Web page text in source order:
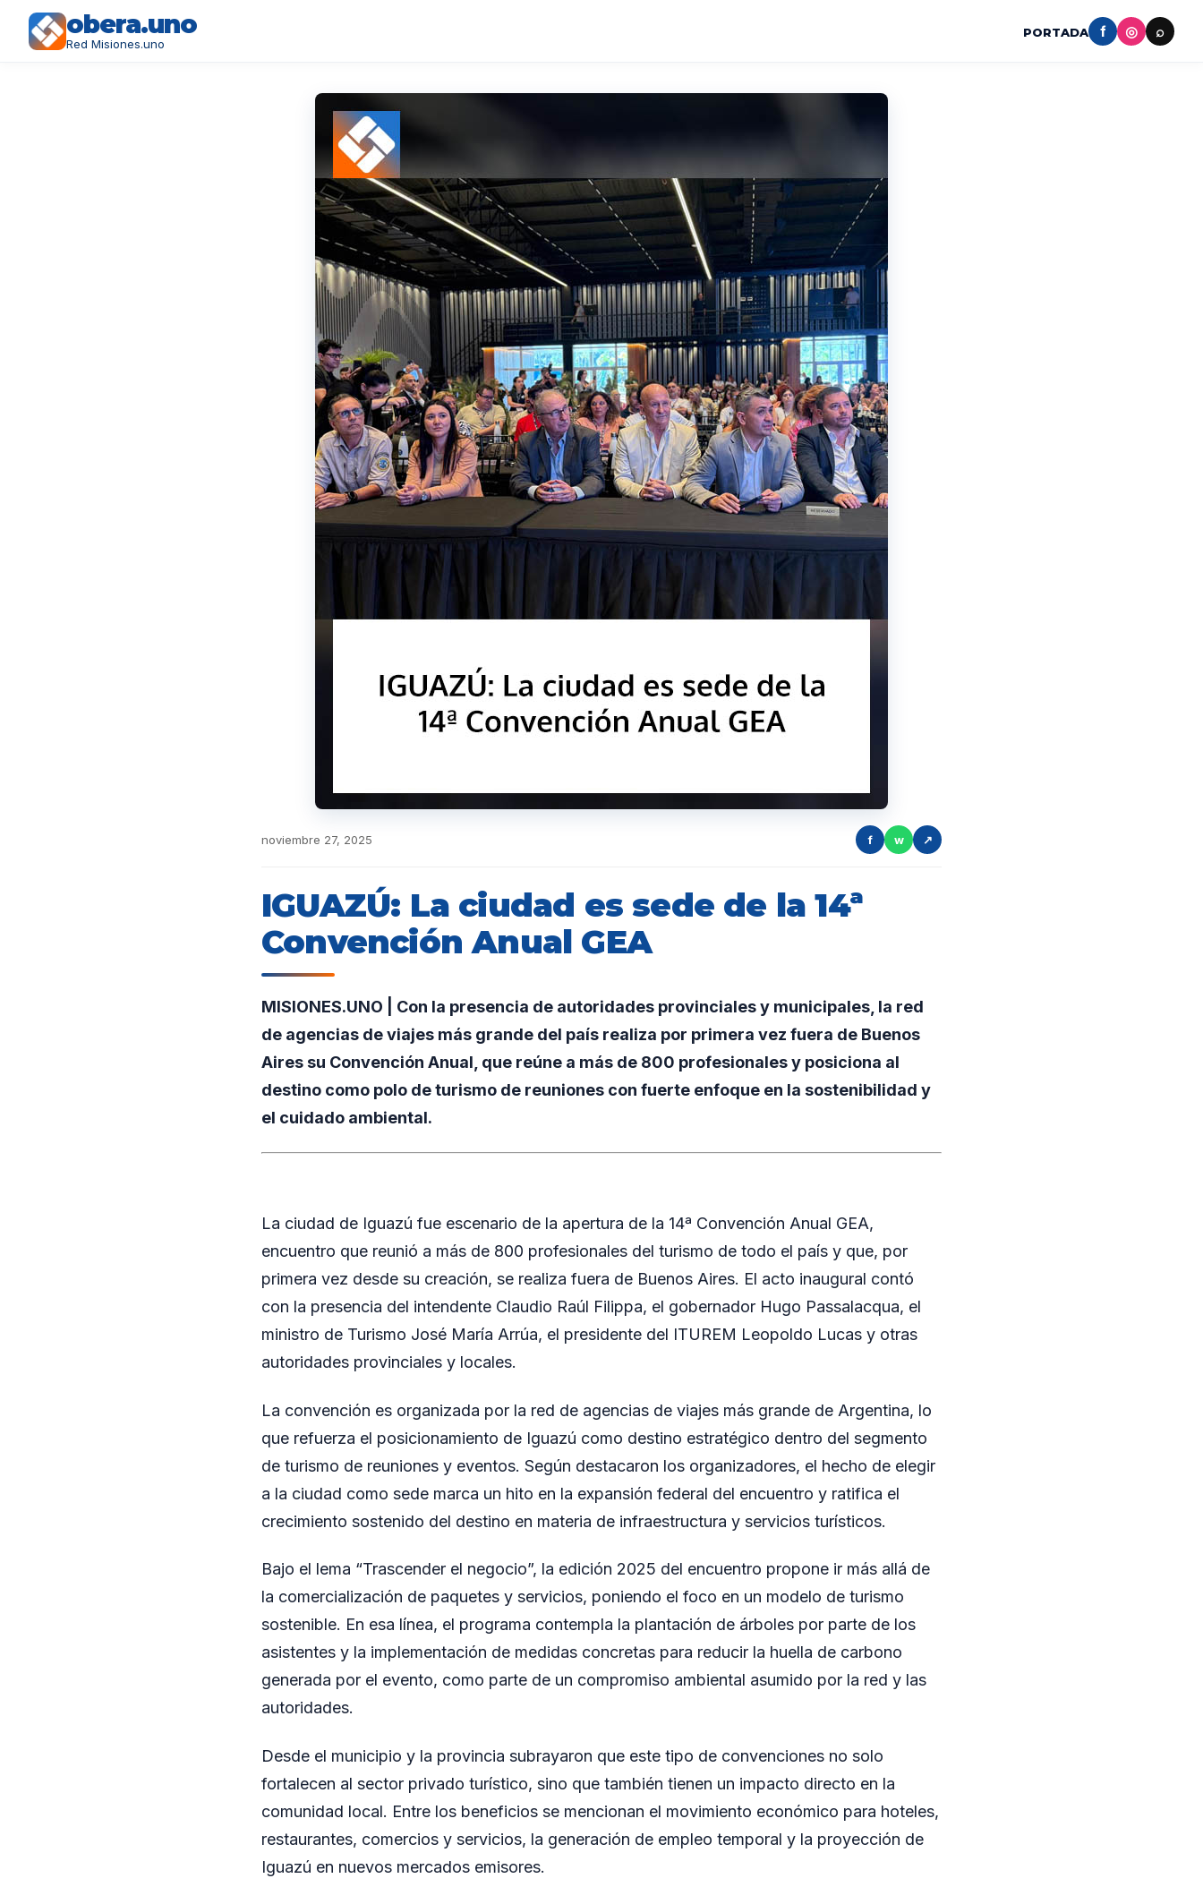
obera.uno
Red Misiones.uno
PORTADA f ◎ ⌕
noviembre 27, 2025 f w ↗
IGUAZÚ: La ciudad es sede de la 14ª
Convención Anual GEA
MISIONES.UNO | Con la presencia de autoridades provinciales y municipales, la red
de agencias de viajes más grande del país realiza por primera vez fuera de Buenos
Aires su Convención Anual, que reúne a más de 800 profesionales y posiciona al
destino como polo de turismo de reuniones con fuerte enfoque en la sostenibilidad y
el cuidado ambiental.
La ciudad de Iguazú fue escenario de la apertura de la 14ª Convención Anual GEA,
encuentro que reunió a más de 800 profesionales del turismo de todo el país y que, por
primera vez desde su creación, se realiza fuera de Buenos Aires. El acto inaugural contó
con la presencia del intendente Claudio Raúl Filippa, el gobernador Hugo Passalacqua, el
ministro de Turismo José María Arrúa, el presidente del ITUREM Leopoldo Lucas y otras
autoridades provinciales y locales.
La convención es organizada por la red de agencias de viajes más grande de Argentina, lo
que refuerza el posicionamiento de Iguazú como destino estratégico dentro del segmento
de turismo de reuniones y eventos. Según destacaron los organizadores, el hecho de elegir
a la ciudad como sede marca un hito en la expansión federal del encuentro y ratifica el
crecimiento sostenido del destino en materia de infraestructura y servicios turísticos.
Bajo el lema “Trascender el negocio”, la edición 2025 del encuentro propone ir más allá de
la comercialización de paquetes y servicios, poniendo el foco en un modelo de turismo
sostenible. En esa línea, el programa contempla la plantación de árboles por parte de los
asistentes y la implementación de medidas concretas para reducir la huella de carbono
generada por el evento, como parte de un compromiso ambiental asumido por la red y las
autoridades.
Desde el municipio y la provincia subrayaron que este tipo de convenciones no solo
fortalecen al sector privado turístico, sino que también tienen un impacto directo en la
comunidad local. Entre los beneficios se mencionan el movimiento económico para hoteles,
restaurantes, comercios y servicios, la generación de empleo temporal y la proyección de
Iguazú en nuevos mercados emisores.